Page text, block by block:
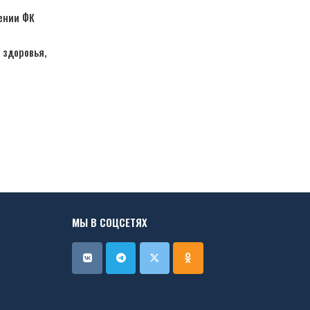
ФК
МЫ В СОЦСЕТЯХ